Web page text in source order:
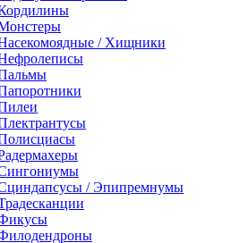
/ Хищники
/ Эпипремнумы